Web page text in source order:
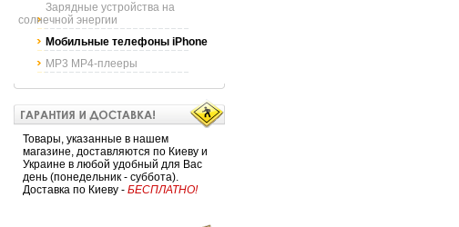
Зарядные устройства на
солнечной энергии
Мобильные телефоны iPhone
MP3 MP4-плееры
Товары, указанные в нашем
магазине, доставляются по Киеву и
Украине в любой удобный для Вас
день (понедельник - суббота).
Доставка по Киеву - БЕСПЛАТНО!